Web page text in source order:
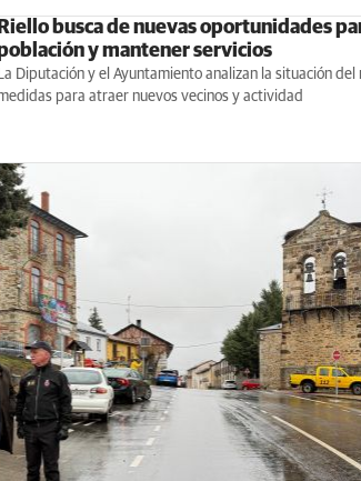
busca de nuevas oportunidades
y mantener servicios
La Diputación y el Ayuntamiento analizan la situación
para atraer nuevos vecinos y actividad